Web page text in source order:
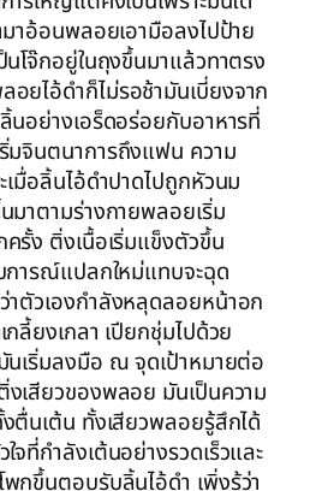
าอ้อนพลอยเอามือลงไปป้าย
โจ๊กอยู่ในถุงขึ้นมาแล้วทาตรง
ยไอ้ดำก็ไม่รอช้ามันเบี่ยงจาก
นอย่างเอร็ดอร่อยกับอาหารที่
จินตนาการถึงแฟน ความ
เมื่อลิ้นไอ้ดำปาดไปถูกหัวนม
มาตามร่างกายพลอยเริ่ม
รั้ง ติ่งเนื้อเริ่มแข็งตัวขึ้น
การณ์แปลกใหม่แทบจะฉุด
าตัวเองกำลังหลุดลอยหน้าอก
ลี้ยงเกลา เปียกชุ่มไปด้วย
นเริ่มลงมือ ณ จุดเป้าหมายต่อ
งเสียวของพลอย มันเป็นความ
ตื่นเต้น ทั้งเสียวพลอยรู้สึกได้
จที่กำลังเต้นอย่างรวดเร็วและ
กขึ้นตอบรับลิ้นไอ้ดำ เพิ่งรู้ว่า